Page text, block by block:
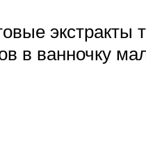
экстракты
в ванночку